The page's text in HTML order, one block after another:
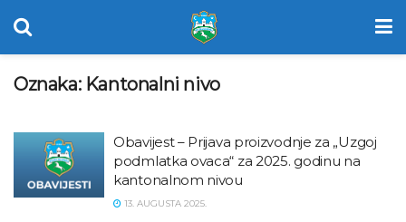
Oznaka: Kantonalni nivo
Obavijest – Prijava proizvodnje za „Uzgoj
podmlatka ovaca“ za 2025. godinu na
kantonalnom nivou
13. AUGUSTA 2025.